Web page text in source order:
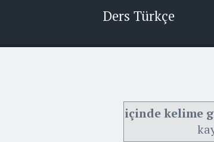
Ders Türkçe
içinde kelime